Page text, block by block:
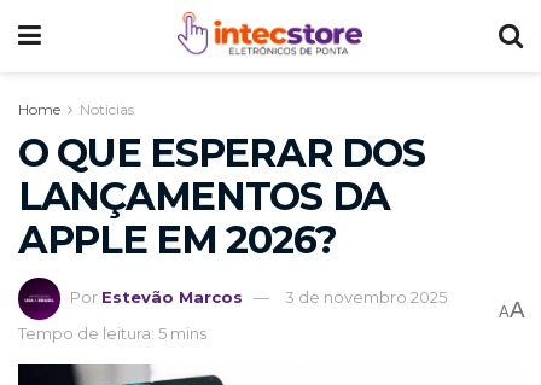
Home Noticias
O QUE ESPERAR DOS
LANÇAMENTOS DA
APPLE EM 2026?
Por Estevão Marcos
3 de novembro 2025
Tempo de leitura: 5 mins
AA